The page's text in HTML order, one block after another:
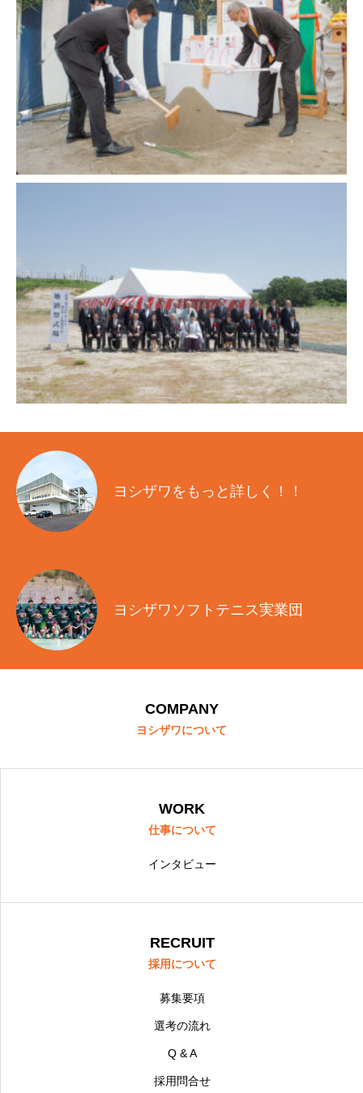
ヨシザワをもっと詳しく！！
ヨシザワソフトテニス実業団
COMPANY
ヨシザワについて
WORK
仕事について
インタビュー
RECRUIT
採用について
募集要項
選考の流れ
Q & A
採用問合せ